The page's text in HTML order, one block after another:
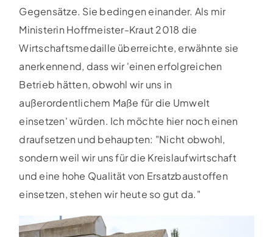
Gegensätze. Sie bedingen einander. Als mir
Ministerin Hoffmeister-Kraut 2018 die
Wirtschaftsmedaille überreichte, erwähnte sie
anerkennend, dass wir 'einen erfolgreichen
Betrieb hätten, obwohl wir uns in
außerordentlichem Maße für die Umwelt
einsetzen' würden. Ich möchte hier noch einen
draufsetzen und behaupten: "Nicht obwohl,
sondern weil wir uns für die Kreislaufwirtschaft
und eine hohe Qualität von Ersatzbaustoffen
einsetzen, stehen wir heute so gut da."